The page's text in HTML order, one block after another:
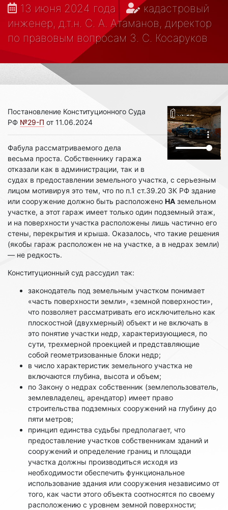
13 июня 2024 года
кадастровый
инженер, д.т.н. С. А. Атаманов, директор
по правовым вопросам З. С. Косаруков
Постановление Конституционного Суда
РФ №29-П от 11.06.2024
Фабула рассматриваемого дела
весьма проста. Собственнику гаража
отказали как в администрации, так и в
судах в предоставлении земельного участка, с серьезным
лицом мотивируя это тем, что по п.1 ст.39.20 ЗК РФ здание
или сооружение должно быть расположено НА земельном
участке, а этот гараж имеет только один подземный этаж,
и на поверхности участка расположены лишь частично его
стены, перекрытия и крыша. Оказалось, что такие решения
(якобы гараж расположен не на участке, а в недрах земли)
— не редкость.
Конституционный суд рассудил так:
законодатель под земельным участком понимает
«часть поверхности земли», «земной поверхности»,
что позволяет рассматривать его исключительно как
плоскостной (двухмерный) объект и не включать в
это понятие участки недр, характеризующиеся, по
сути, трехмерной проекцией и представляющие
собой геометризованные блоки недр;
в число характеристик земельного участка не
включаются глубина, высота и объем;
по Закону о недрах собственник (землепользователь,
землевладелец, арендатор) имеет право
строительства подземных сооружений на глубину до
пяти метров;
принцип единства судьбы предполагает, что
предоставление участков собственникам зданий и
сооружений и определение границ и площади
участка должны производиться исходя из
необходимости обеспечить функциональное
использование здания или сооружения независимо от
того, как части этого объекта соотносятся по своему
расположению с уровнем земной поверхности;